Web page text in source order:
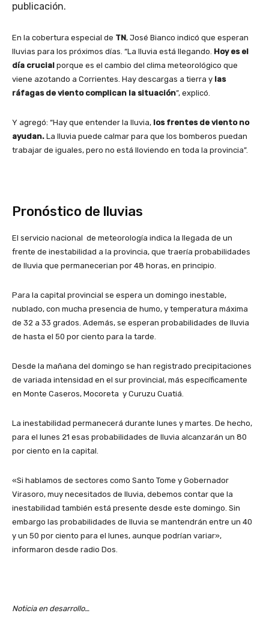
publicación.
En la cobertura especial de TN, José Bianco indicó que esperan
lluvias para los próximos días. “La lluvia está llegando. Hoy es el
día crucial porque es el cambio del clima meteorológico que
viene azotando a Corrientes. Hay descargas a tierra y las
ráfagas de viento complican la situación”, explicó.
Y agregó: “Hay que entender la lluvia, los frentes de viento no
ayudan. La lluvia puede calmar para que los bomberos puedan
trabajar de iguales, pero no está lloviendo en toda la provincia”.
Pronóstico de lluvias
El servicio nacional de meteorología indica la llegada de un
frente de inestabilidad a la provincia, que traería probabilidades
de lluvia que permanecerian por 48 horas, en principio.
Para la capital provincial se espera un domingo inestable,
nublado, con mucha presencia de humo, y temperatura máxima
de 32 a 33 grados. Además, se esperan probabilidades de lluvia
de hasta el 50 por ciento para la tarde.
Desde la mañana del domingo se han registrado precipitaciones
de variada intensidad en el sur provincial, más específicamente
en Monte Caseros, Mocoreta y Curuzu Cuatiá.
La inestabilidad permanecerá durante lunes y martes. De hecho,
para el lunes 21 esas probabilidades de lluvia alcanzarán un 80
por ciento en la capital.
«Si hablamos de sectores como Santo Tome y Gobernador
Virasoro, muy necesitados de lluvia, debemos contar que la
inestabilidad también está presente desde este domingo. Sin
embargo las probabilidades de lluvia se mantendrán entre un 40
y un 50 por ciento para el lunes, aunque podrían variar»,
informaron desde radio Dos.
Noticia en desarrollo…